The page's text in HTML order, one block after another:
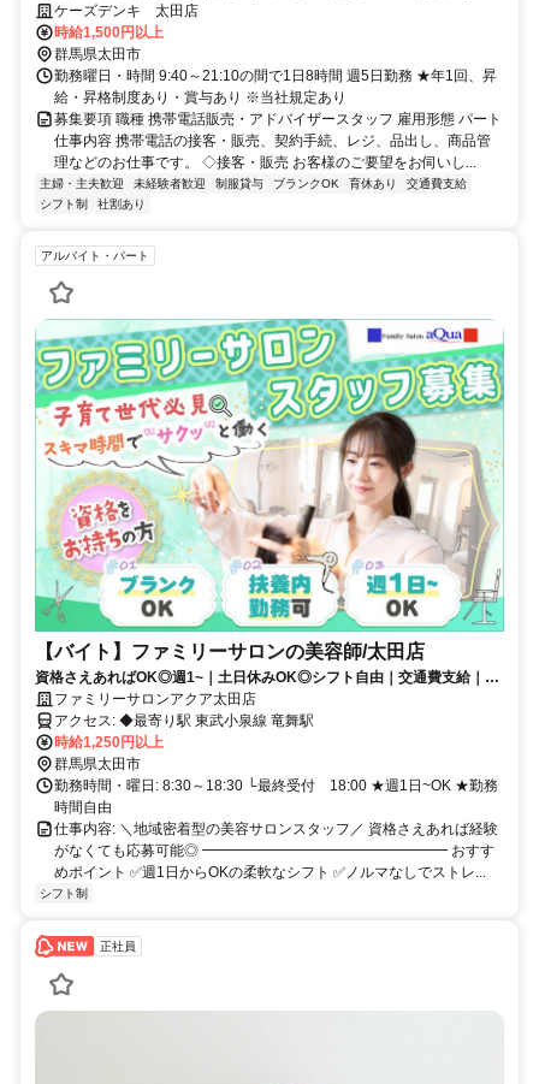
働きやすさ抜群◎
ケーズデンキ 太田店
時給1,500円以上
群馬県太田市
勤務曜日・時間 9:40～21:10の間で1日8時間 週5日勤務 ★年1回、昇
給・昇格制度あり・賞与あり ※当社規定あり
募集要項 職種 携帯電話販売・アドバイザースタッフ 雇用形態 パート
仕事内容 携帯電話の接客・販売、契約手続、レジ、品出し、商品管
理などのお仕事です。 ◇接客・販売 お客様のご要望をお伺いし...
主婦・主夫歓迎 未経験者歓迎 制服貸与 ブランクOK 育休あり
交通費支給
シフト制
社割あり
アルバイト・パート
【バイト】ファミリーサロンの美容師/太田店
資格さえあればOK◎週1~｜土日休みOK◎シフト自由｜交通費支給｜子
育て中の方多数活躍中
ファミリーサロンアクア太田店
アクセス: ◆最寄り駅 東武小泉線 竜舞駅
時給1,250円以上
群馬県太田市
勤務時間・曜日: 8:30～18:30 └最終受付 18:00 ★週1日~OK ★勤務
時間自由
仕事内容: ＼地域密着型の美容サロンスタッフ／ 資格さえあれば経験
がなくても応募可能◎ ━━━━━━━━━━━━━━━━━ おすす
めポイント ✅​週1日からOKの柔軟なシフト ✅ノルマなしでストレ...
シフト制
正社員